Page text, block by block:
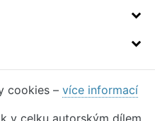
cookies – více informací